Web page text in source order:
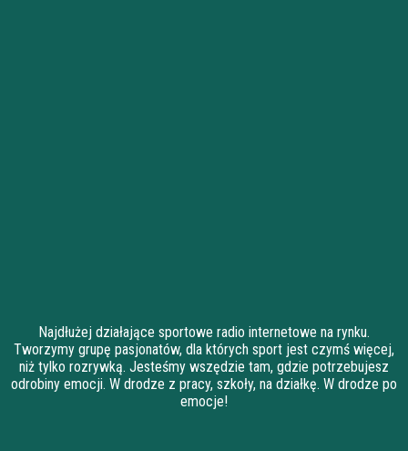
Najdłużej działające sportowe radio internetowe na rynku.
Tworzymy grupę pasjonatów, dla których sport jest czymś więcej,
niż tylko rozrywką. Jesteśmy wszędzie tam, gdzie potrzebujesz
odrobiny emocji. W drodze z pracy, szkoły, na działkę. W drodze po
emocje!